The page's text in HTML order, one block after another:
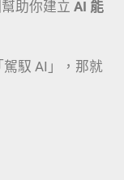
助你建立 AI 能
馭 AI」，那就